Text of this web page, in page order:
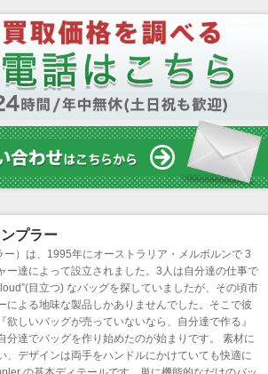
プラー
）は、1995年にオーストラリア・メルボルンで 3
ー達によって設立されました。3人は自分達の仕事で
目立つ) なバッグを探していましたが、その頃市
による地味な製品しかありませんでした。そこで彼
欲しいバッグが売っていないなら、自分達で作る』
分達でバッグを作り始めたのが始まりです。 素材に
、デザインは両手をハンドルにかけていても快適に